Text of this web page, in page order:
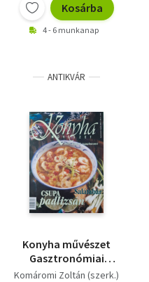
Kosárba
4 - 6 munkanap
ANTIKVÁR
Konyha művészet
Gasztronómiai
magazin - 1999/3
Komáromi Zoltán (szerk.)